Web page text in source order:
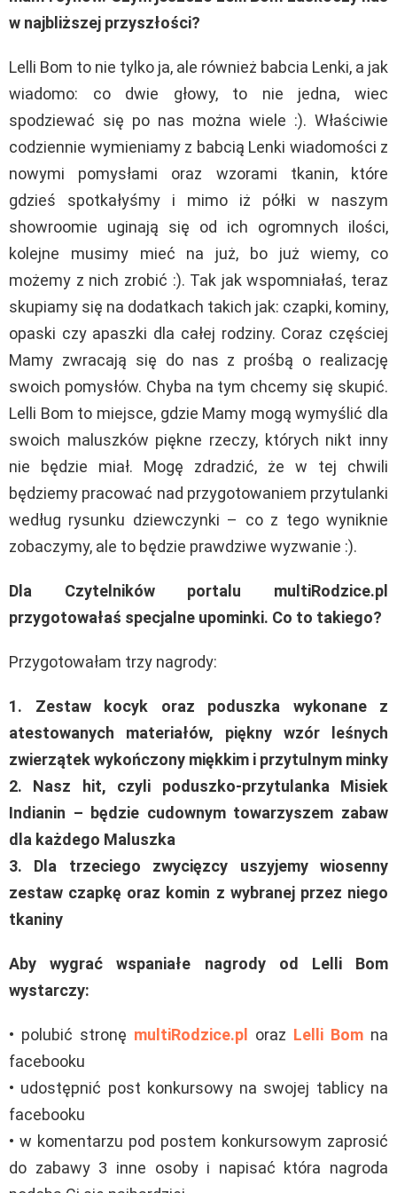
w najbliższej przyszłości?
Lelli Bom to nie tylko ja, ale również babcia Lenki, a jak
wiadomo: co dwie głowy, to nie jedna, wiec
spodziewać się po nas można wiele :). Właściwie
codziennie wymieniamy z babcią Lenki wiadomości z
nowymi pomysłami oraz wzorami tkanin, które
gdzieś spotkałyśmy i mimo iż półki w naszym
showroomie uginają się od ich ogromnych ilości,
kolejne musimy mieć na już, bo już wiemy, co
możemy z nich zrobić :). Tak jak wspomniałaś, teraz
skupiamy się na dodatkach takich jak: czapki, kominy,
opaski czy apaszki dla całej rodziny. Coraz częściej
Mamy zwracają się do nas z prośbą o realizację
swoich pomysłów. Chyba na tym chcemy się skupić.
Lelli Bom to miejsce, gdzie Mamy mogą wymyślić dla
swoich maluszków piękne rzeczy, których nikt inny
nie będzie miał. Mogę zdradzić, że w tej chwili
będziemy pracować nad przygotowaniem przytulanki
według rysunku dziewczynki – co z tego wyniknie
zobaczymy, ale to będzie prawdziwe wyzwanie :).
Dla Czytelników portalu multiRodzice.pl
przygotowałaś specjalne upominki. Co to takiego?
Przygotowałam trzy nagrody:
1. Zestaw kocyk oraz poduszka wykonane z
atestowanych materiałów, piękny wzór leśnych
zwierzątek wykończony miękkim i przytulnym minky
2. Nasz hit, czyli poduszko-przytulanka Misiek
Indianin – będzie cudownym towarzyszem zabaw
dla każdego Maluszka
3. Dla trzeciego zwycięzcy uszyjemy wiosenny
zestaw czapkę oraz komin z wybranej przez niego
tkaniny
Aby wygrać wspaniałe nagrody od Lelli Bom
wystarczy:
• polubić stronę multiRodzice.pl oraz Lelli Bom na
facebooku
• udostępnić post konkursowy na swojej tablicy na
facebooku
• w komentarzu pod postem konkursowym zaprosić
do zabawy 3 inne osoby i napisać która nagroda